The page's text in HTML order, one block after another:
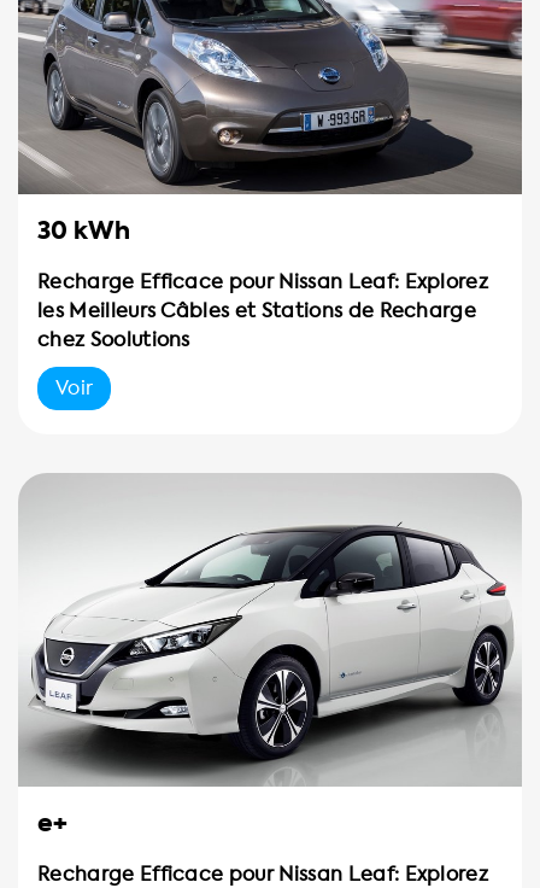
30 kWh
Recharge Efficace pour Nissan Leaf: Explorez
les Meilleurs Câbles et Stations de Recharge
chez Soolutions
Voir
e+
Recharge Efficace pour Nissan Leaf: Explorez